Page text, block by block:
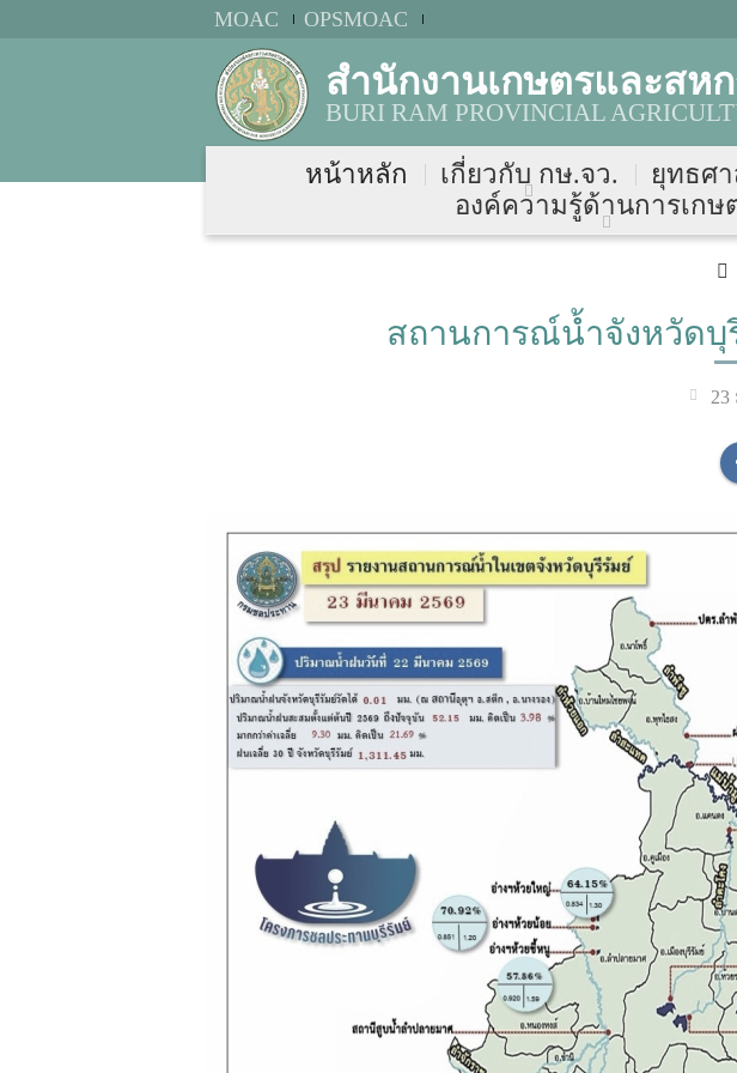
MOAC OPSMOAC
สำนักงานเกษตรและสห
BURI RAM PROVINCIAL
หน้าหลัก เกี่ยวกับ กษ.จว. ยุทธศ
องค์ความรู้ด้านการเกษ
สถานการณ์น้ำจังหวัดบุ
23